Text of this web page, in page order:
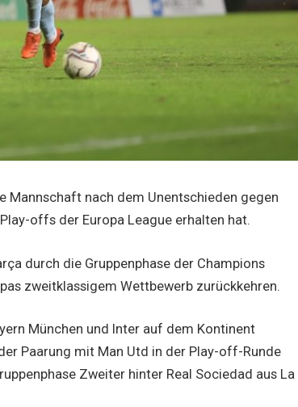
Mannschaft nach dem Unentschieden gegen
offs der Europa League erhalten hat.
durch die Gruppenphase der Champions
zweitklassigem Wettbewerb zurückkehren.
München und Inter auf dem Kontinent
Paarung mit Man Utd in der Play-off-Runde
Zweiter hinter Real Sociedad aus La